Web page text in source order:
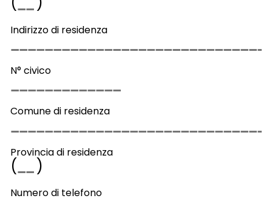
Indirizzo di residenza
N° civico
Comune di residenza
Provincia di residenza
( )
Numero di telefono